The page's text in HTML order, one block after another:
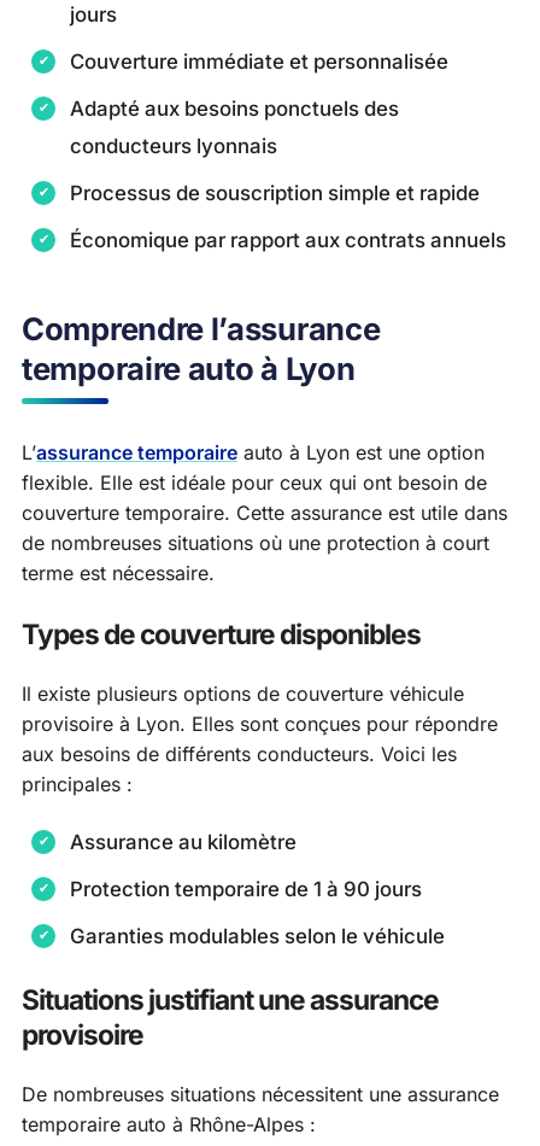
jours
Couverture immédiate et personnalisée
Adapté aux besoins ponctuels des
conducteurs lyonnais
Processus de souscription simple et rapide
Économique par rapport aux contrats annuels
Comprendre l’assurance
temporaire auto à Lyon
L’assurance temporaire auto à Lyon est une option
flexible. Elle est idéale pour ceux qui ont besoin de
couverture temporaire. Cette assurance est utile dans
de nombreuses situations où une protection à court
terme est nécessaire.
Types de couverture disponibles
Il existe plusieurs options de couverture véhicule
provisoire à Lyon. Elles sont conçues pour répondre
aux besoins de différents conducteurs. Voici les
principales :
Assurance au kilomètre
Protection temporaire de 1 à 90 jours
Garanties modulables selon le véhicule
Situations justifiant une assurance
provisoire
De nombreuses situations nécessitent une assurance
temporaire auto à Rhône-Alpes :